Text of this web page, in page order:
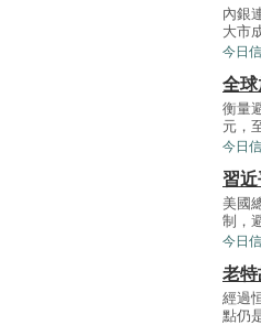
內銀
大市
今日
全
衡量
元，
今日
習近
美國
制，
今日
老
經過
點仍